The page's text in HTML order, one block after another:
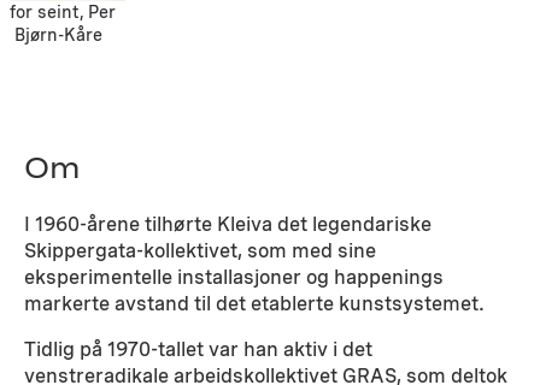
for seint, Per
Bjørn-Kåre
Om
I 1960-årene tilhørte Kleiva det legendariske
Skippergata-kollektivet, som med sine
eksperimentelle installasjoner og happenings
markerte avstand til det etablerte kunstsystemet.
Tidlig på 1970-tallet var han aktiv i det
venstreradikale arbeidskollektivet GRAS, som deltok